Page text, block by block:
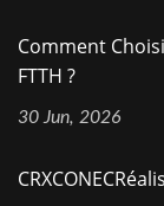
Comment
FTTH ?
30 Jun, 2026